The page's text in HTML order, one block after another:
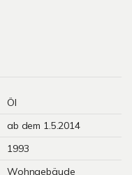
Öl
ab dem 1.5.2014
1993
Wohngebäude